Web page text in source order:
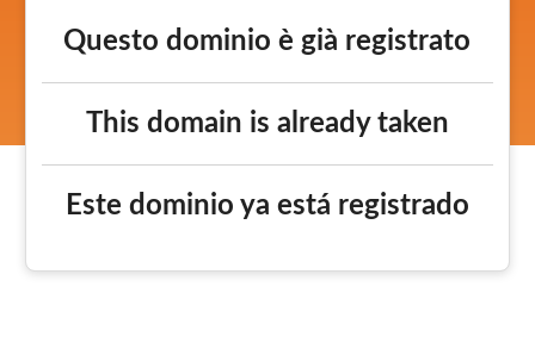
Questo dominio è già registrato
This domain is already taken
Este dominio ya está registrado